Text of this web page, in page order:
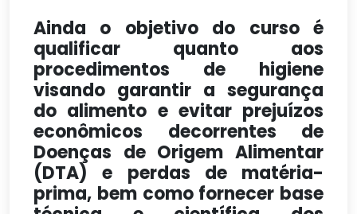
Ainda o objetivo do curso é
qualificar quanto aos
procedimentos de higiene
visando garantir a segurança
do alimento e evitar prejuízos
econômicos decorrentes de
Doenças de Origem Alimentar
(DTA) e perdas de matéria-
prima, bem como fornecer base